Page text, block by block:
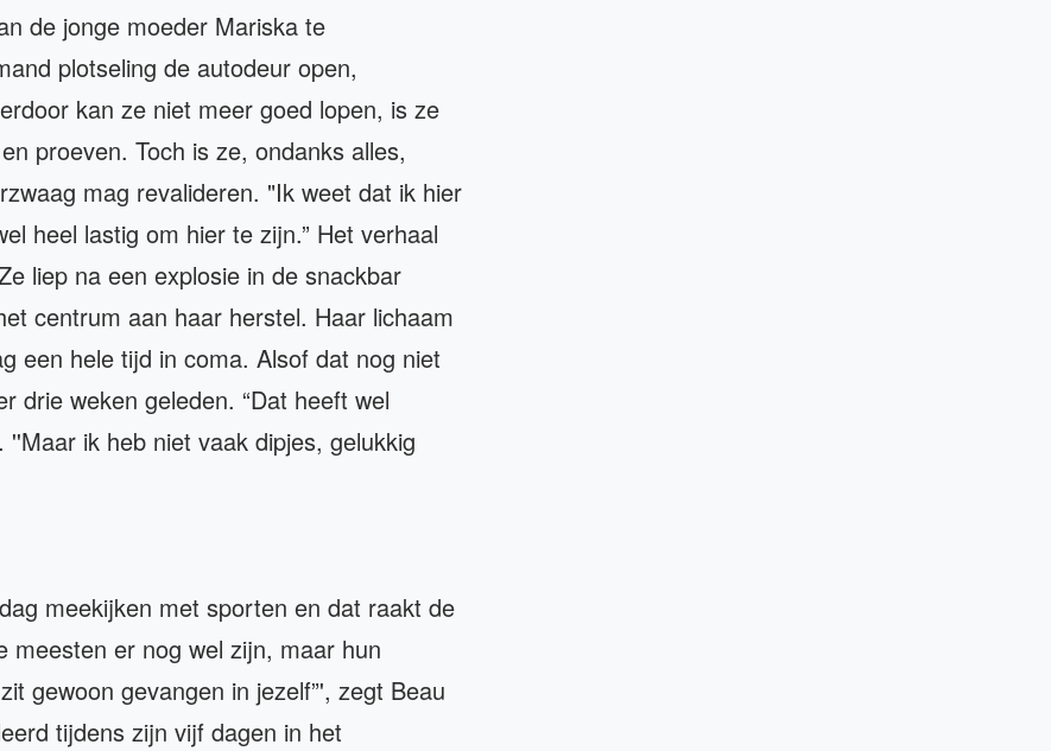
de jonge moeder Mariska te
plotseling de autodeur open,
kan ze niet meer goed lopen, is ze
proeven. Toch is ze, ondanks alles,
mag revalideren. "Ik weet dat ik hier
heel lastig om hier te zijn.” Het verhaal
liep na een explosie in de snackbar
centrum aan haar herstel. Haar lichaam
een hele tijd in coma. Alsof dat nog niet
drie weken geleden. “Dat heeft wel
ik heb niet vaak dipjes, gelukkig
meekijken met sporten en dat raakt de
meesten er nog wel zijn, maar hun
gewoon gevangen in jezelf”', zegt Beau
tijdens zijn vijf dagen in het